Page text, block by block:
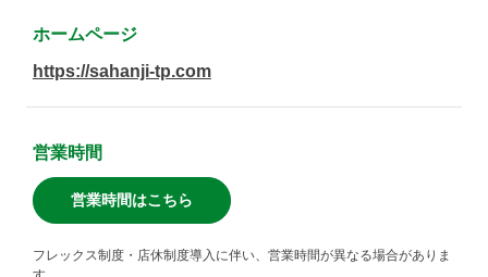
ホームページ
https://sahanji-tp.com
営業時間
営業時間はこちら
フレックス制度・店休制度導入に伴い、営業時間が異なる場合がありま